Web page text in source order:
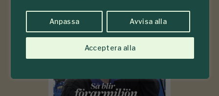
Anpassa Avvisa alla
Acceptera alla
2026